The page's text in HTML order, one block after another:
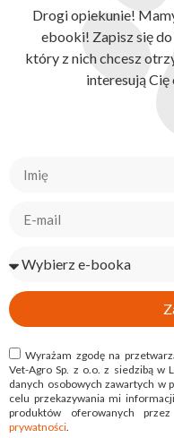
Drogi opiekunie!
ebooki! Zapisz się
który z nich chcesz
interesują Cię
Wyrażam zgodę na
Vet-Agro Sp. z o.o. z siedzibą w
danych osobowych zawartych w
celu przekazywania mi
produktów oferowanych
prywatności.